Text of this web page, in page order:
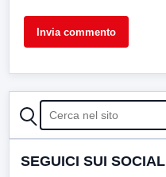
CERCA
SEGUICI SUI SOCIAL